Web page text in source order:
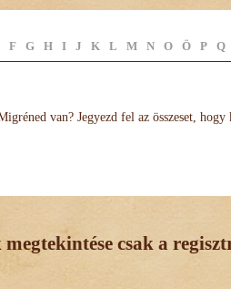
F G H I J K L M N O Ö P Q
van? Jegyezd fel az összeset,
csak a